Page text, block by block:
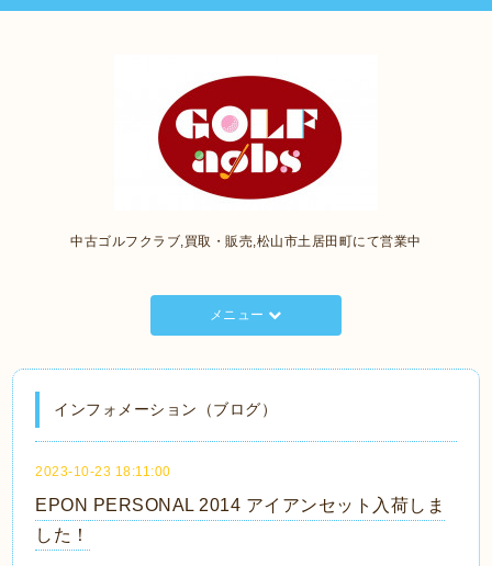
中古ゴルフクラブ,買取・販売,松山市土居田町にて営業中
メニュー
インフォメーション（ブログ）
2023-10-23 18:11:00
EPON PERSONAL 2014 アイアンセット入荷しま
した！